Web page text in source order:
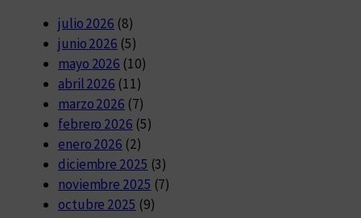
julio 2026 (8)
junio 2026 (5)
mayo 2026 (10)
abril 2026 (11)
marzo 2026 (7)
febrero 2026 (5)
enero 2026 (2)
diciembre 2025 (3)
noviembre 2025 (7)
octubre 2025 (9)